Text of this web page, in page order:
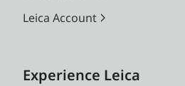
Leica Account
Experience Leica